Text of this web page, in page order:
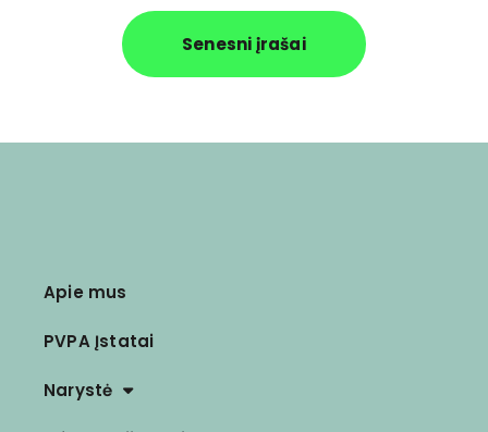
Senesni įrašai
Apie mus
PVPA Įstatai
Narystė